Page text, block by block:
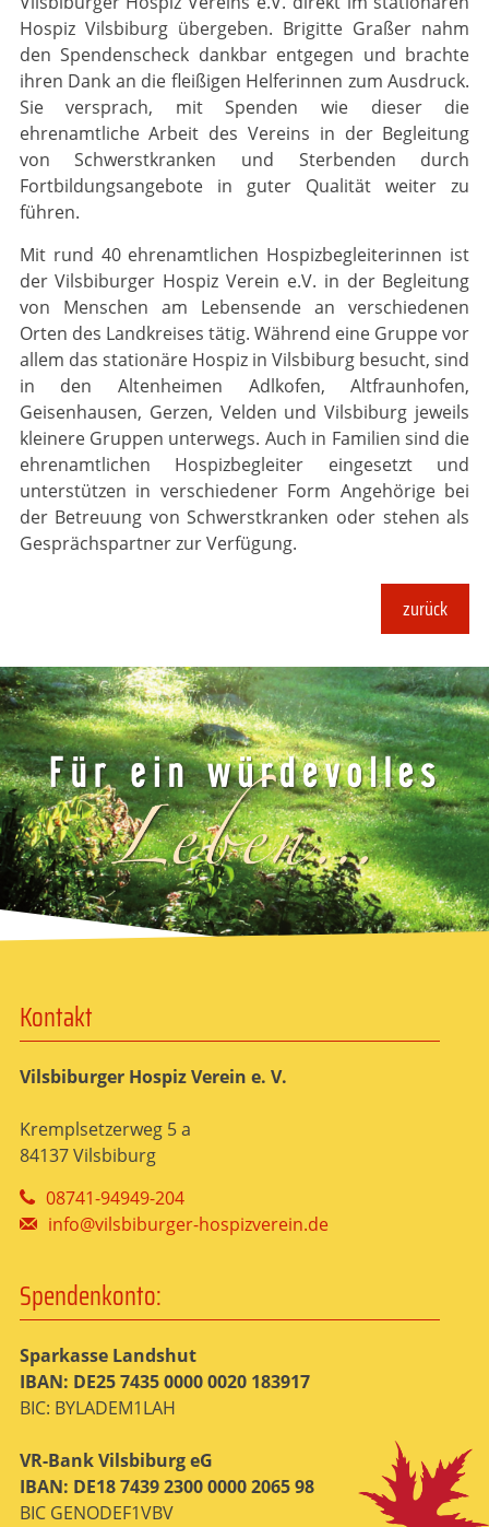
Hospiz Vilsbiburg übergeben. Brigitte Graßer nahm
den Spendenscheck dankbar entgegen und brachte
ihren Dank an die fleißigen Helferinnen zum Ausdruck.
Sie versprach, mit Spenden wie dieser die
ehrenamtliche Arbeit des Vereins in der Begleitung
von Schwerstkranken und Sterbenden durch
Fortbildungsangebote in guter Qualität weiter zu
führen.
Mit rund 40 ehrenamtlichen Hospizbegleiterinnen ist
der Vilsbiburger Hospiz Verein e.V. in der Begleitung
von Menschen am Lebensende an verschiedenen
Orten des Landkreises tätig. Während eine Gruppe vor
allem das stationäre Hospiz in Vilsbiburg besucht, sind
in den Altenheimen Adlkofen, Altfraunhofen,
Geisenhausen, Gerzen, Velden und Vilsbiburg jeweils
kleinere Gruppen unterwegs. Auch in Familien sind die
ehrenamtlichen Hospizbegleiter eingesetzt und
unterstützen in verschiedener Form Angehörige bei
der Betreuung von Schwerstkranken oder stehen als
Gesprächspartner zur Verfügung.
zurück
Kontakt
Vilsbiburger Hospiz Verein e. V.
Kremplsetzerweg 5 a
84137 Vilsbiburg
08741-94949-204
info@vilsbiburger-hospizverein.de
Spendenkonto:
Sparkasse Landshut
IBAN: DE25 7435 0000 0020 183917
BIC: BYLADEM1LAH
VR-Bank Vilsbiburg eG
IBAN: DE18 7439 2300 0000 2065 98
BIC GENODEF1VBV